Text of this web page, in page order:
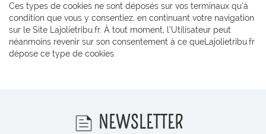
Ces types de cookies ne sont déposés sur vos terminaux qu’à
condition que vous y consentiez, en continuant votre navigation
sur le Site Lajolietribu.fr. À tout moment, l’Utilisateur peut
néanmoins revenir sur son consentement à ce queLajolietribu.fr
dépose ce type de cookies.
NEWSLETTER